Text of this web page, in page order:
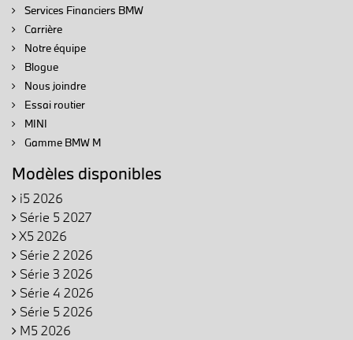
Services Financiers BMW
Carrière
Notre équipe
Blogue
Nous joindre
Essai routier
MINI
Gamme BMW M
Modèles disponibles
i5 2026
Série 5 2027
X5 2026
Série 2 2026
Série 3 2026
Série 4 2026
Série 5 2026
M5 2026